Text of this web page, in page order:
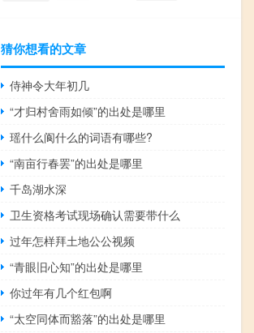
猜你想看的文章
侍神令大年初几
“才归村舍雨如倾”的出处是哪里
瑶什么阆什么的词语有哪些?
“南亩行春罢”的出处是哪里
千岛湖水深
卫生资格考试现场确认需要带什么
过年怎样拜土地公公视频
“青眼旧心知”的出处是哪里
你过年有几个红包啊
“太空同体而豁落”的出处是哪里